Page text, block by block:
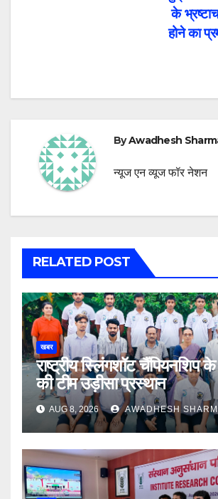
के
होने का
ByAwadhesh
न्यूज एन व्यूज फॉर नेशन
RELATED POST
खबर
राष्ट्रीय स्लिंगशॉट चैंपियनशिप के
की टीम उड़ीसा प्रस्थान
AUG 8, 2026 AWADHESH